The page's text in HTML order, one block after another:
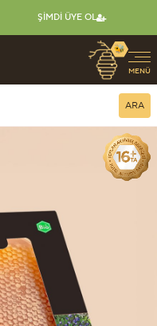
ŞIMDI ÜYE OL
🐝
MENÜ
ARA